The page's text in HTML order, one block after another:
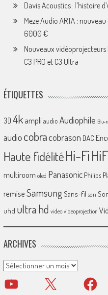
Davis Acoustics : l’histoire
Meze Audio ARTA :
6000 €
Nouveaux vidéoprojecteurs
C3 PRO et C3 Ultra
ÉTIQUETTES
3D 4k ampliaudio Audiophile Blu-
audio cobracobrason DAC
Haute fidélitéHi-Fi
multiroom oled Panasonic Philips
remiseSamsungSans-fil son
uhd ultra hd video videoprojection
ARCHIVES
Archives
YouTube X Facebook